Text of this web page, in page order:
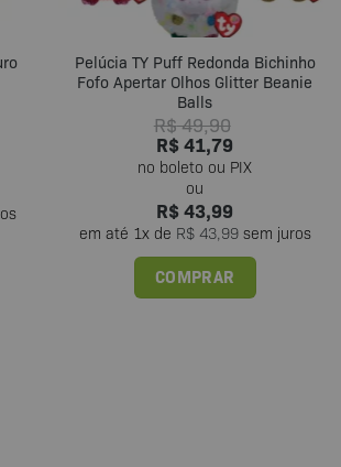
Pelúcia TY Puff Redonda Bichinho
Fofo Apertar Olhos Glitter Beanie
Balls
R$49,90
R$41,79
R$43,99
em até 1x de R$43,99sem juros
COMPRAR